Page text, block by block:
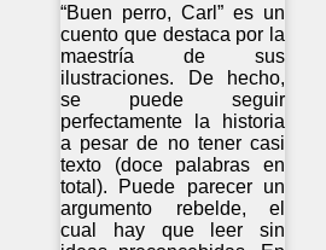
“Buen perro, Carl” es un
cuento que destaca por la
maestría de sus
ilustraciones. De hecho,
se puede seguir
perfectamente la historia
a pesar de no tener casi
texto (doce palabras en
total). Puede parecer un
argumento rebelde, el
cual hay que leer sin